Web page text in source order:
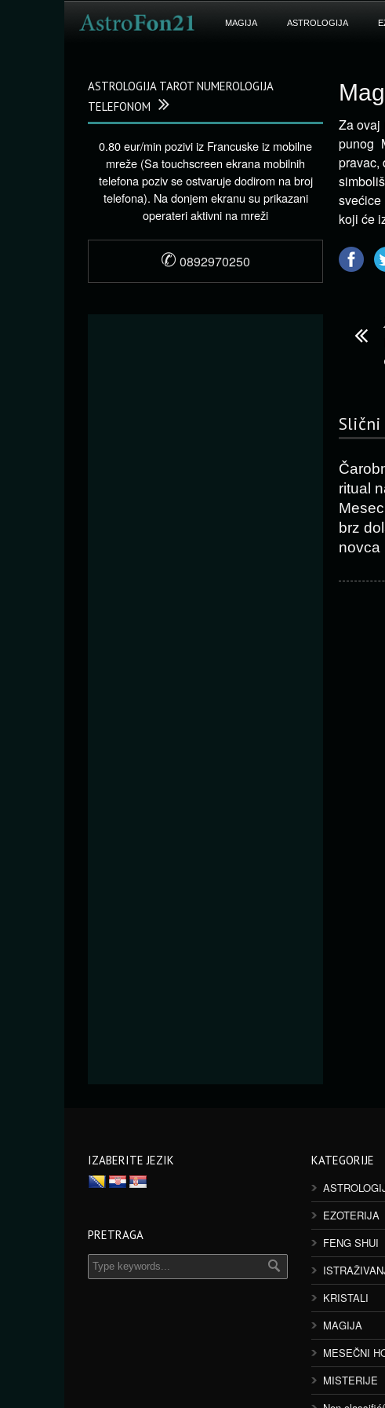
MAGIJA ASTROLOGIJA
Za ovaj
punog
pravac,
koji će
Slični
ritual
brz
novca
ASTROLOGIJA TAROT NUMEROLOGIJA
TELEFONOM
0.80 eur/min pozivi iz Francuske iz mobilne
mreže (Sa touchscreen ekrana mobilnih
telefona poziv se ostvaruje dodirom na broj
telefona). Na donjem ekranu su prikazani
operateri aktivni na mreži
✆ 0892970250
IZABERITE JEZIK
PRETRAGA
KATEGORIJE
EZOTERIJA
FENG SHUI
KRISTALI
MAGIJA
MESEČNI
MISTERIJE